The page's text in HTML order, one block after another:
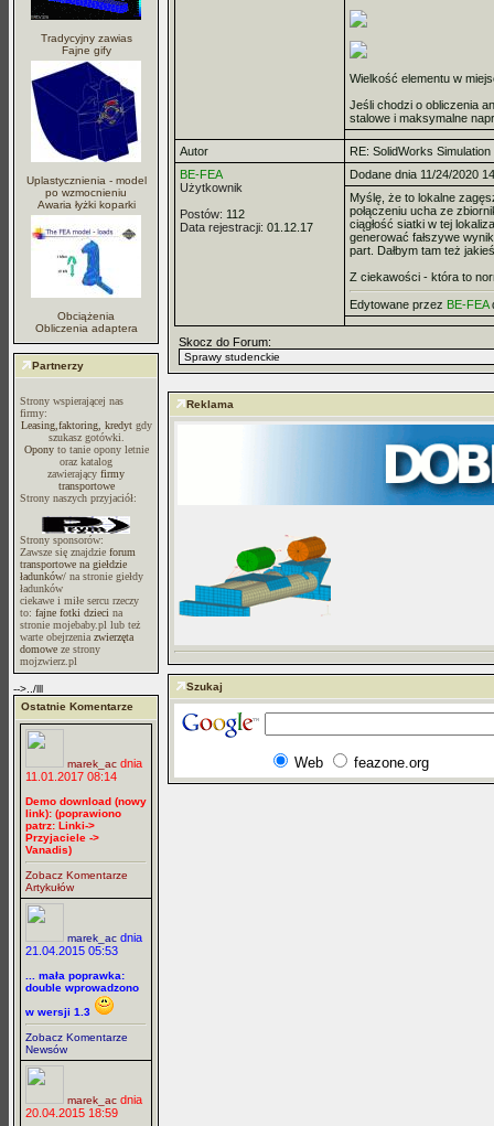
Tradycyjny zawias
Fajne gify
Uplastycznienia - model
po wzmocnieniu
Awaria łyżki koparki
Obciążenia
Obliczenia adaptera
Partnerzy
Strony wspierającej nas
firmy:
Leasing,faktoring, kredytgdy
szukasz gotówki.
Oponyto tanie opony letnie
oraz katalog
zawierający firmy
transportowe
Strony naszych przyjaciół:
Strony sponsorów:
Zawsze się znajdzie forum
transportowe na giełdzie
ładunków/ na stronie giełdy
ładunków
ciekawe i miłe sercu rzeczy
to: fajne fotki dzieci na
stronie mojebaby.pl lub też
warte obejrzenia zwierzęta
domowe ze strony
mojzwierz.pl
-->../lll
Ostatnie Komentarze
marek_ac dnia
11.01.2017 08:14
Demo download (nowy
link): (poprawiono
patrz: Linki->
Przyjaciele ->
Vanadis)
Zobacz Komentarze
Artykułów
marek_ac dnia
21.04.2015 05:53
... mała poprawka:
double wprowadzono
w wersji 1.3
Zobacz Komentarze
Newsów
marek_ac dnia
20.04.2015 18:59
Wielkość elementu w
Jeśli chodzi o obliczenia
stalowe i maksymalne
Autor
RE: SolidWorks
BE-FEA
Użytkownik
Postów: 112
Data rejestracji: 01.12.17
Dodane dnia 11/24/2020
Myślę, że to lokalne
połączeniu ucha ze
ciągłość siatki w tej
generować fałszywe
part. Dałbym tam też
Z ciekawości - która to
Edytowane przez BE-FEA
Skocz do Forum:
Reklama
Szukaj
Web feazone.org